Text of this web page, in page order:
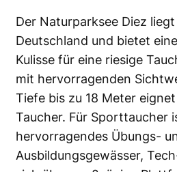
Der Naturparksee Diez
Deutschland und bietet
Kulisse für eine riesige
mit hervorragenden
Tiefe bis zu 18 Meter
Taucher. Für Sporttaucher
hervorragendes Übungs-
Ausbildungsgewässer,